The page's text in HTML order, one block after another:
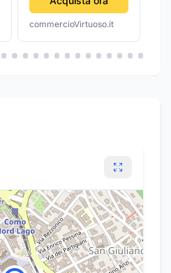
commercioVirtuoso.it